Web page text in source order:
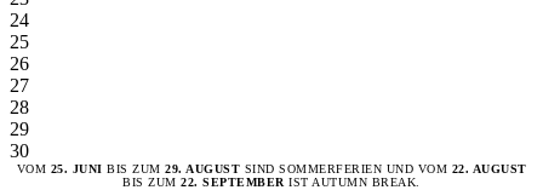
24
25
26
27
28
29
30
VOM 25. JUNI BIS ZUM 29. AUGUST SIND SOMMERFERIEN UND VOM 22. AUGUST
BIS ZUM22. SEPTEMBER IST AUTUMN BREAK.